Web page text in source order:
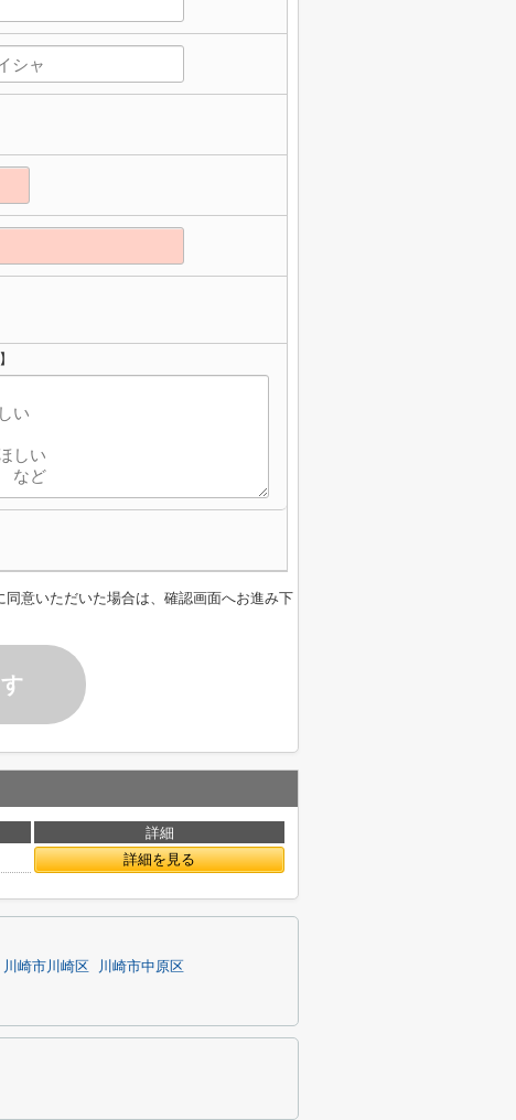
意いただいた場合は、確認画面へお進み下
詳細
詳細を見る
川崎市川崎区
川崎市中原区